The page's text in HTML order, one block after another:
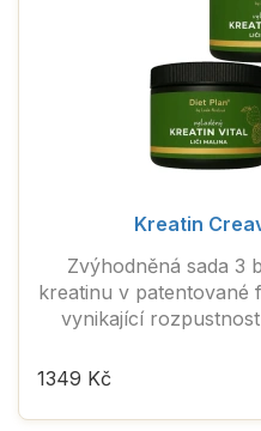
Kreatin
Zvýhodněná sada 3
kreatinu v patentované
vynikající
1349 Kč